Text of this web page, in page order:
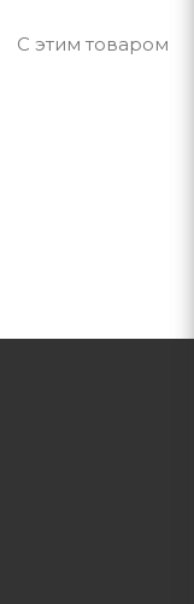
С этим товаром